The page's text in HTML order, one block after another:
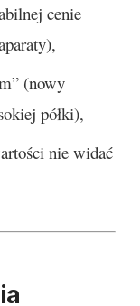
cenie
(nowy
półki),
nie widać